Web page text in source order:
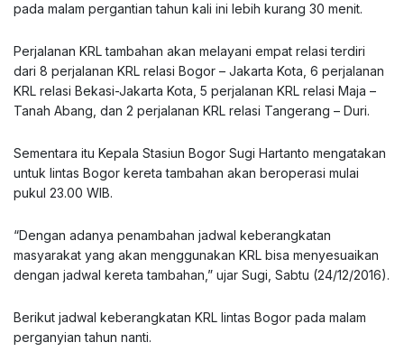
pada malam pergantian tahun kali ini lebih kurang 30 menit.
Perjalanan KRL tambahan akan melayani empat relasi terdiri
dari 8 perjalanan KRL relasi Bogor – Jakarta Kota, 6 perjalanan
KRL relasi Bekasi-Jakarta Kota, 5 perjalanan KRL relasi Maja –
Tanah Abang, dan 2 perjalanan KRL relasi Tangerang – Duri.
Sementara itu Kepala Stasiun Bogor Sugi Hartanto mengatakan
untuk lintas Bogor kereta tambahan akan beroperasi mulai
pukul 23.00 WIB.
“Dengan adanya penambahan jadwal keberangkatan
masyarakat yang akan menggunakan KRL bisa menyesuaikan
dengan jadwal kereta tambahan,” ujar Sugi, Sabtu (24/12/2016).
Berikut jadwal keberangkatan KRL lintas Bogor pada malam
perganyian tahun nanti.